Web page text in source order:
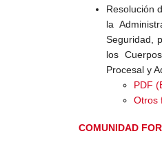
Resolución
la
Seguridad,
los
Procesal y
PDF
Otros
COMUNIDAD